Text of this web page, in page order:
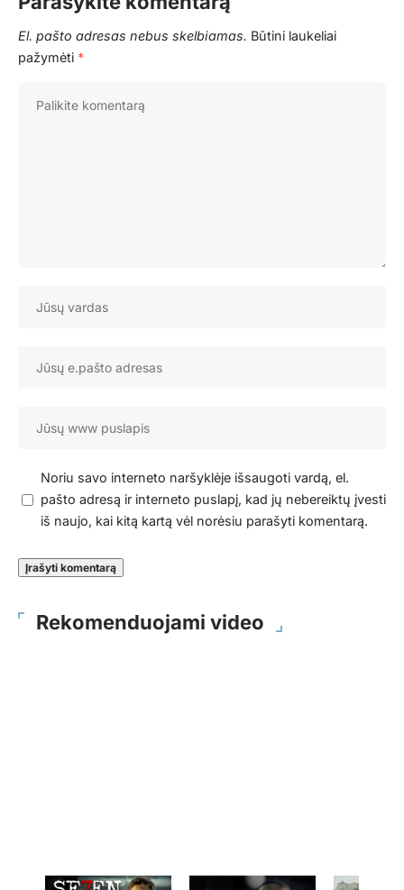
El. pašto adresas nebus skelbiamas. Būtini laukeliai
pažymėti *
Noriu savo interneto naršyklėje išsaugoti vardą, el.
pašto adresą ir interneto puslapį, kad jų nebereiktų įvesti
iš naujo, kai kitą kartą vėl norėsiu parašyti komentarą.
Rekomenduojami video